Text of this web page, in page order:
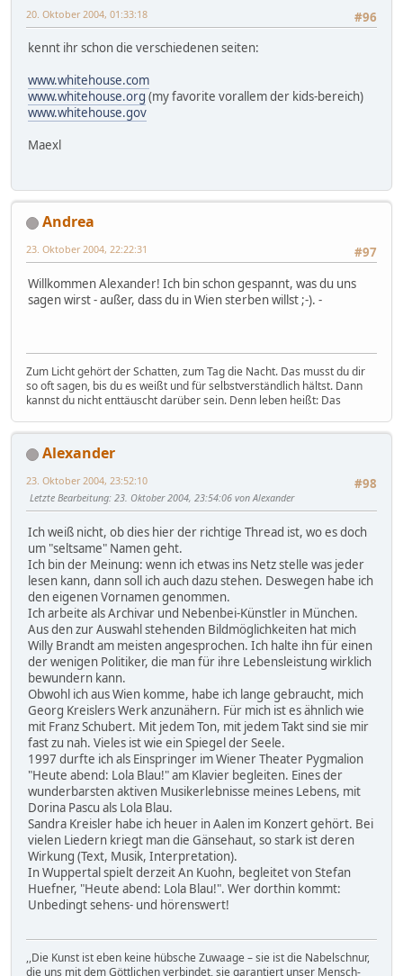
#96
20. Oktober 2004, 01:33:18
kennt ihr schon die verschiedenen seiten:
www.whitehouse.com
www.whitehouse.org (my favorite vorallem der kids-bereich)
www.whitehouse.gov
Maexl
Andrea
#97
23. Oktober 2004, 22:22:31
Willkommen Alexander! Ich bin schon gespannt, was du uns
sagen wirst - außer, dass du in Wien sterben willst ;-). -
Zum Licht gehört der Schatten, zum Tag die Nacht. Das musst du dir
so oft sagen, bis du es weißt und für selbstverständlich hältst. Dann
kannst du nicht enttäuscht darüber sein. Denn leben heißt: Das
Alexander
#98
23. Oktober 2004, 23:52:10
Letzte Bearbeitung: 23. Oktober 2004, 23:54:06 von Alexander
Ich weiß nicht, ob dies hier der richtige Thread ist, wo es doch
um "seltsame" Namen geht.
Ich bin der Meinung: wenn ich etwas ins Netz stelle was jeder
lesen kann, dann soll ich auch dazu stehen. Deswegen habe ich
den eigenen Vornamen genommen.
Ich arbeite als Archivar und Nebenbei-Künstler in München.
Aus den zur Auswahl stehenden Bildmöglichkeiten hat mich
Willy Brandt am meisten angesprochen. Ich halte ihn für einen
der wenigen Politiker, die man für ihre Lebensleistung wirklich
bewundern kann.
Obwohl ich aus Wien komme, habe ich lange gebraucht, mich
Georg Kreislers Werk anzunähern. Für mich ist es ähnlich wie
mit Franz Schubert. Mit jedem Ton, mit jedem Takt sind sie mir
fast zu nah. Vieles ist wie ein Spiegel der Seele.
1997 durfte ich als Einspringer im Wiener Theater Pygmalion
"Heute abend: Lola Blau!" am Klavier begleiten. Eines der
wunderbarsten aktiven Musikerlebnisse meines Lebens, mit
Dorina Pascu als Lola Blau.
Sandra Kreisler habe ich heuer in Aalen im Konzert gehört. Bei
vielen Liedern kriegt man die Gänsehaut, so stark ist deren
Wirkung (Text, Musik, Interpretation).
In Wuppertal spielt derzeit An Kuohn, begleitet von Stefan
Huefner, "Heute abend: Lola Blau!". Wer dorthin kommt:
Unbedingt sehens- und hörenswert!
,,Die Kunst ist eben keine hübsche Zuwaage – sie ist die Nabelschnur,
die uns mit dem Göttlichen verbindet, sie garantiert unser Mensch-